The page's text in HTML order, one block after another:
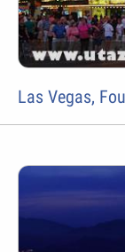
Las Vegas,